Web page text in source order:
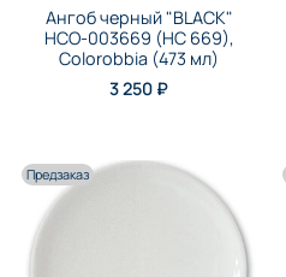
Ангоб черный "BLACK"
НСО-003669 (НС 669),
Colorobbia (473 мл)
3 250 ₽
Предзаказ